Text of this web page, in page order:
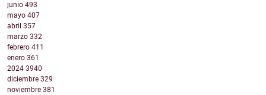
junio 493
mayo 407
abril 357
marzo 332
febrero 411
enero 361
2024 3940
diciembre 329
noviembre 381